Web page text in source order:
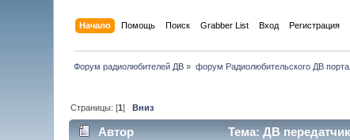
Начало Помощь Поиск Grabber List Вход Регистрация
Форум радиолюбителей ДВ » форум Радиолюбительского ДВ
Страницы: [1]Вниз
Автор Тема: ДВ